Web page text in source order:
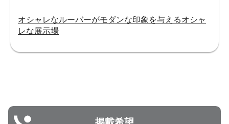
オシャレなルーバーがモダンな印象を与えるオシャ
レな展示場